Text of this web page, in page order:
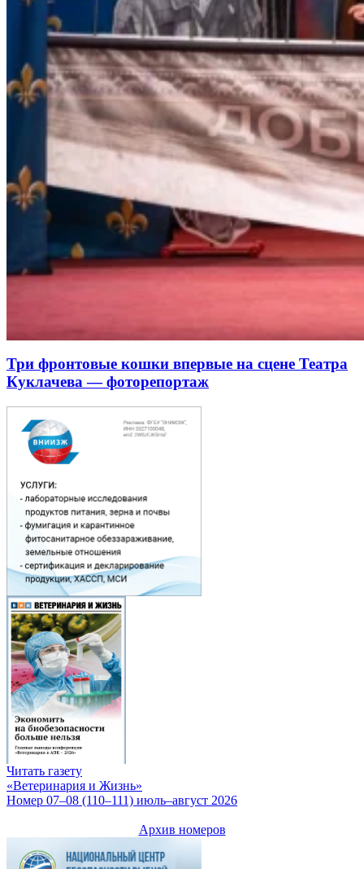
Три фронтовые кошки впервые на сцене Театра
Куклачева — фоторепортаж
Читать газету
«Ветеринария и Жизнь»
Номер 07–08 (110–111) июль–август 2026
Архив номеров